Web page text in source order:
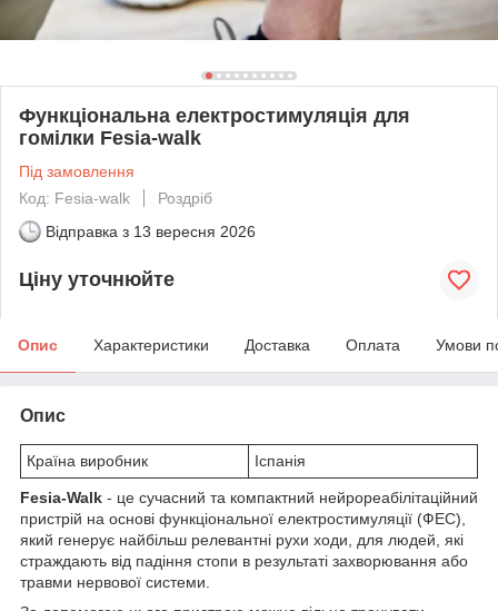
Функціональна електростимуляція для
гомілки Fesia-walk
Під замовлення
Код: Fesia-walk
Роздріб
Відправка з 13 вересня 2026
Ціну уточнюйте
Опис Характеристики Доставка Оплата Умови
Опис
Країна виробник Іспанія
Fesia-Walk - це сучасний та компактний нейрореабілітаційний
пристрій на основі функціональної електростимуляції (ФЕС),
який генерує найбільш релевантні рухи ходи, для людей, які
страждають від падіння стопи в результаті захворювання або
травми нервової системи.